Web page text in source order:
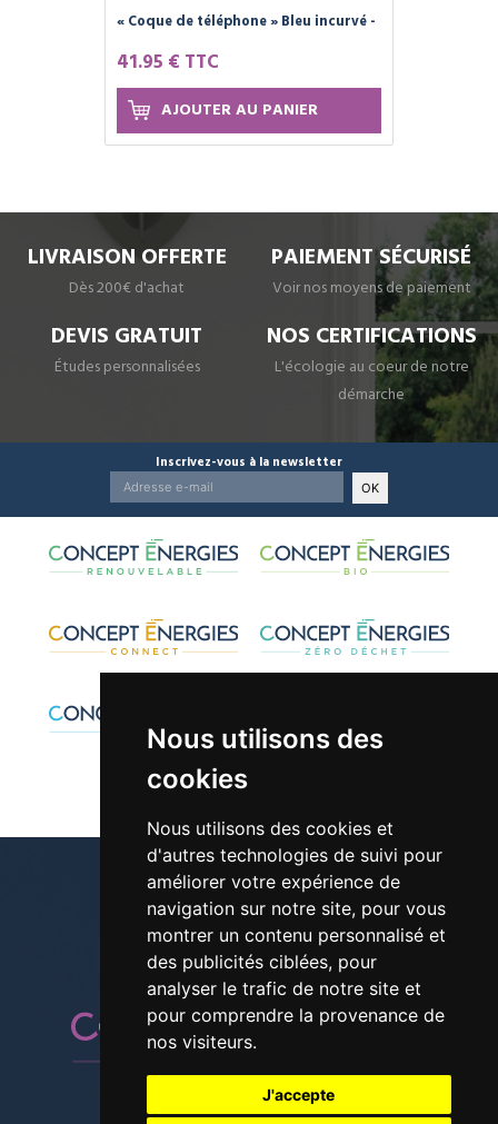
Nous utilisons des
cookies
Nous utilisons des cookies et
d'autres technologies de suivi pour
améliorer votre expérience de
navigation sur notre site, pour vous
montrer un contenu personnalisé et
des publicités ciblées, pour
analyser le trafic de notre site et
pour comprendre la provenance de
nos visiteurs.
J'accepte
« Coque de téléphone » Bleu incurvé -
41.95 € TTC
AJOUTER AU PANIER
LIVRAISON OFFERTE
Dès 200€ d'achat
PAIEMENT SÉCURISÉ
Voir nos moyens de paiement
DEVIS GRATUIT
Études personnalisées
NOS CERTIFICATIONS
L'écologie au coeur de notre
démarche
Inscrivez-vous à la newsletter
OK
01 30 42 28 61
Suivez-nous sur les réseaux